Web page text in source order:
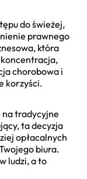
do świeżej,
prawnego
która
chorobowa i
korzyści.
na tradycyjne
ta decyzja
opłacalnych
biura.
ludzi, a to